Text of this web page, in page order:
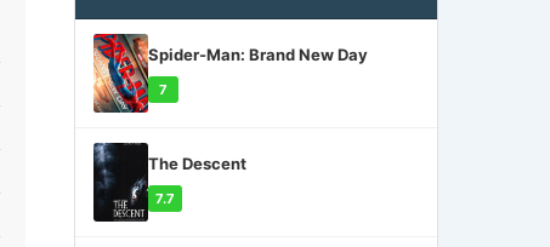
Spider-Man: Brand New Day
7
The Descent
7.7